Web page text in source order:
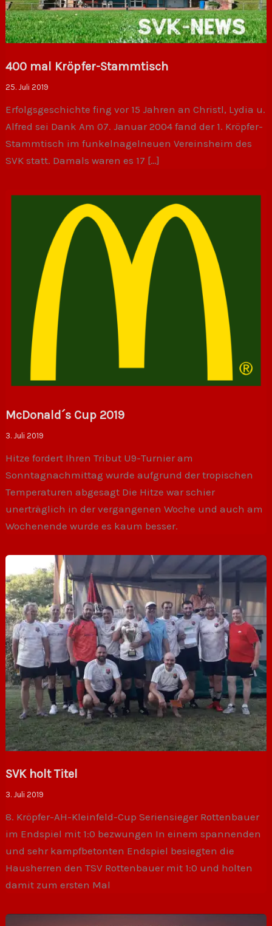
400 mal Kröpfer-Stammtisch
25. Juli 2019
Erfolgsgeschichte fing vor 15 Jahren an Christl, Lydia u.
Alfred sei Dank Am 07. Januar 2004 fand der 1. Kröpfer-
Stammtisch im funkelnagelneuen Vereinsheim des
SVK statt. Damals waren es 17 […]
McDonald´s Cup 2019
3. Juli 2019
Hitze fordert Ihren Tribut U9-Turnier am
Sonntagnachmittag wurde aufgrund der tropischen
Temperaturen abgesagt Die Hitze war schier
unerträglich in der vergangenen Woche und auch am
Wochenende wurde es kaum besser.
SVK holt Titel
3. Juli 2019
8. Kröpfer-AH-Kleinfeld-Cup Seriensieger Rottenbauer
im Endspiel mit 1:0 bezwungen In einem spannenden
und sehr kampfbetonten Endspiel besiegten die
Hausherren den TSV Rottenbauer mit 1:0 und holten
damit zum ersten Mal